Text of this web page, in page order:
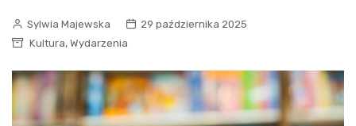
Sylwia Majewska
29 października 2025
Kultura, Wydarzenia